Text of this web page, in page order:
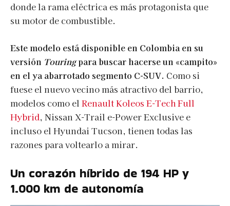
donde la rama eléctrica es más protagonista que
su motor de combustible.
Este modelo está disponible en Colombia en su
versión Touringpara buscar hacerse un «campito»
en el ya abarrotado segmento C-SUV. Como si
fuese el nuevo vecino más atractivo del barrio,
modelos como el Renault Koleos E-Tech Full
Hybrid, Nissan X-Trail e-Power Exclusive e
incluso el Hyundai Tucson, tienen todas las
razones para voltearlo a mirar.
Un corazón híbrido de 194 HP y
1.000 km de autonomía